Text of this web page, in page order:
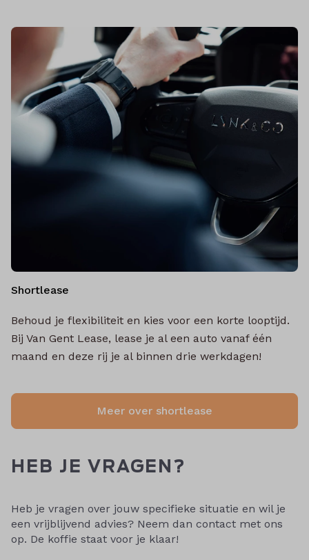
Shortlease
Behoud je flexibiliteit en kies voor een korte looptijd.
Bij Van Gent Lease, lease je al een auto vanaf één
maand en deze rij je al binnen drie werkdagen!
Meer over shortlease
HEB JE VRAGEN?
Heb je vragen over jouw specifieke situatie en wil je
een vrijblijvend advies? Neem dan contact met ons
op. De koffie staat voor je klaar!